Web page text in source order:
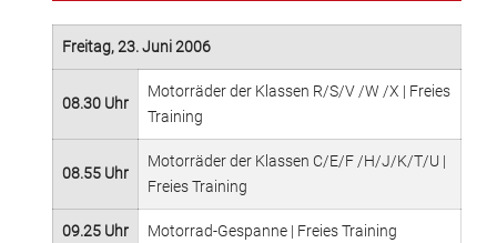
Freitag, 23. Juni 2006
08.30 Uhr
Motorräder der Klassen R/S/V /W /X | Freies
Training
08.55 Uhr
Motorräder der Klassen C/E/F /H/J/K/T/U |
Freies Training
09.25 Uhr Motorrad-Gespanne | Freies Training